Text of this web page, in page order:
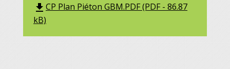
file_download CP Plan Piéton GBM.PDF (PDF - 86.87
kB)